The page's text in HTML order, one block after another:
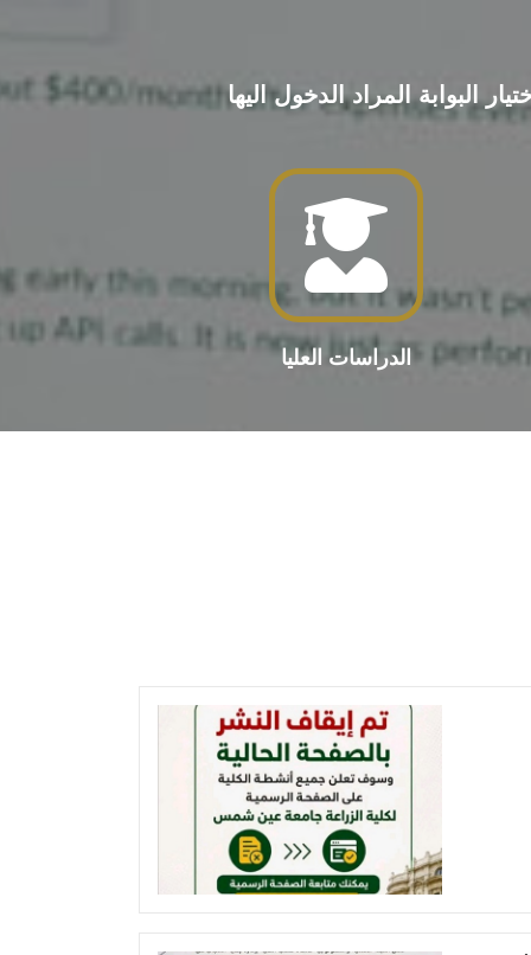
البوابة المراد الدخول اليها
الدراسات العليا